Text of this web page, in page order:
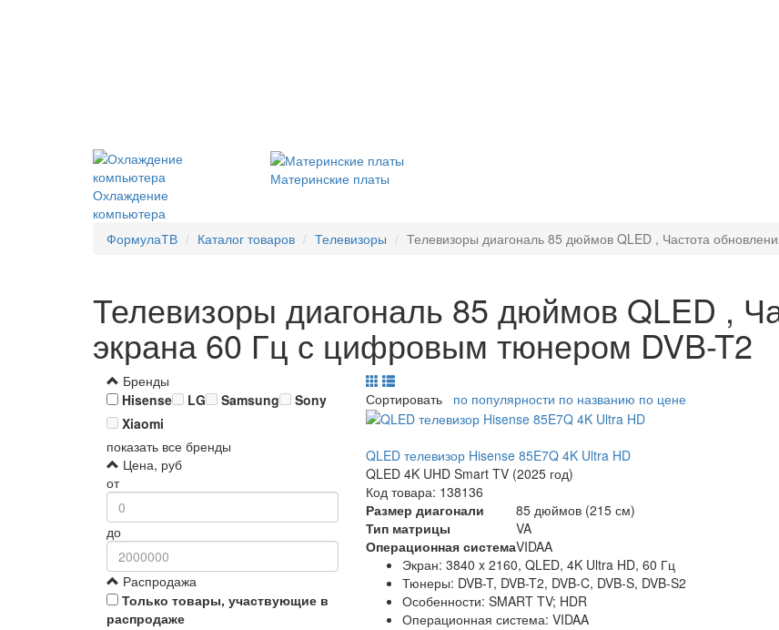
Охлаждение
компьютера
Материнские платы
ФормулаТВ Каталог товаров Телевизоры Телевизоры диагональ 85 дюймов QLED , Частота
Телевизоры диагональ 85 дюймов QLED ,
экрана 60 Гц с цифровым тюнером DVB-T2
Бренды
Hisense
LG Samsung
Sony
Xiaomi
показать все бренды
Цена, руб
от
до
Распродажа
Только товары, участвующие в
распродаже
Сортировать по популярности по названию по цене
QLED телевизор Hisense 85E7Q 4K Ultra HD
QLED 4K UHD Smart TV (2025 год)
Код товара: 138136
Размер диагонали
85 дюймов (215 см)
Тип матрицы
VA
Операционная системаVIDAA
Экран: 3840 x 2160, QLED, 4K Ultra HD, 60 Гц
Тюнеры: DVB-T, DVB-T2, DVB-C, DVB-S, DVB-S2
Особенности: SMART TV; HDR
Операционная система: VIDAA